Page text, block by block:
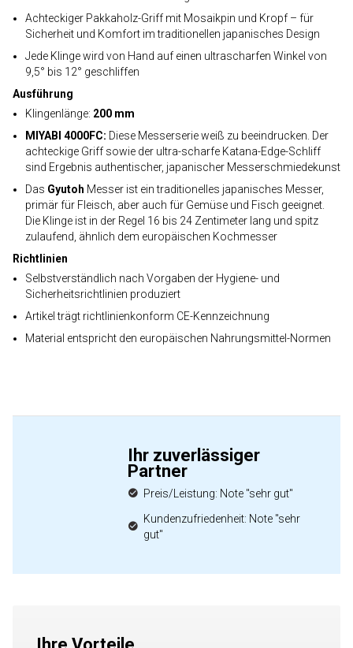
Achteckiger Pakkaholz-Griff mit Mosaikpin und Kropf – für
Sicherheit und Komfort im traditionellen japanisches Design
Jede Klinge wird von Hand auf einen ultrascharfen Winkel von
9,5° bis 12° geschliffen
Ausführung
Klingenlänge: 200 mm
MIYABI 4000FC: Diese Messerserie weiß zu beeindrucken. Der
achteckige Griff sowie der ultra-scharfe Katana-Edge-Schliff
sind Ergebnis authentischer, japanischer Messerschmiedekunst
Das Gyutoh Messer ist ein traditionelles japanisches Messer,
primär für Fleisch, aber auch für Gemüse und Fisch geeignet.
Die Klinge ist in der Regel 16 bis 24 Zentimeter lang und spitz
zulaufend, ähnlich dem europäischen Kochmesser
Richtlinien
Selbstverständlich nach Vorgaben der Hygiene- und
Sicherheitsrichtlinien produziert
Artikel trägt richtlinienkonform CE-Kennzeichnung
Material entspricht den europäischen Nahrungsmittel-Normen
Ihr zuverlässiger
Partner
Preis/Leistung: Note "sehr gut"
Kundenzufriedenheit: Note "sehr
gut"